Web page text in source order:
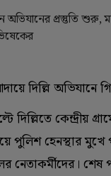
দিল্লি অভিযানে
কেন্দ্রীয়
পুলিশ হেনস্থার
নেতাকর্মীদের। শেষ